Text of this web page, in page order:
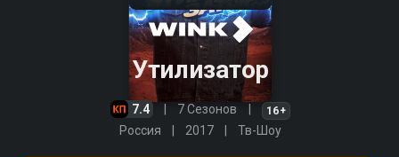
Утилизатор
7.4 7 Сезонов 16+
Россия 2017 Тв-Шоу